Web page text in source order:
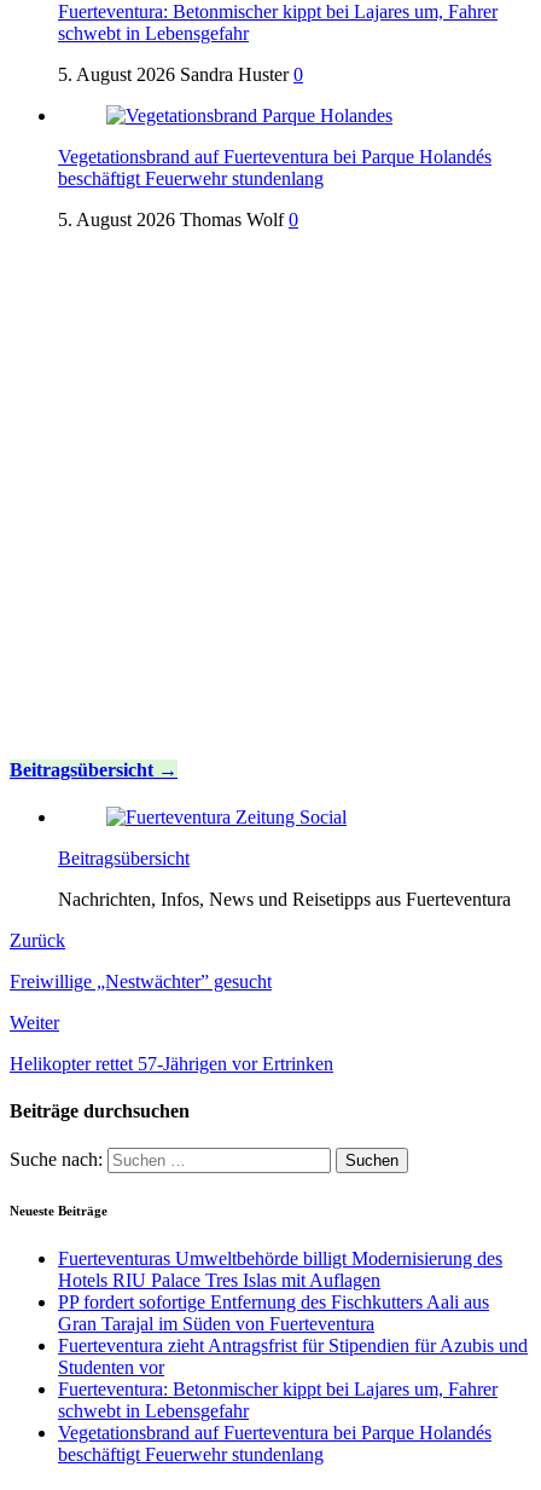
Fuerteventura: Betonmischer kippt bei Lajares um, Fahrer
schwebt in Lebensgefahr
5. August 2026 Sandra Huster 0
Vegetationsbrand auf Fuerteventura bei Parque Holandés
beschäftigt Feuerwehr stundenlang
5. August 2026 Thomas Wolf 0
Beitragsübersicht
Beitragsübersicht
Nachrichten, Infos, News und Reisetipps aus Fuerteventura
Zurück
Freiwillige „Nestwächter” gesucht
Weiter
Helikopter rettet 57-Jährigen vor Ertrinken
Beiträge durchsuchen
Suche nach:
Neueste Beiträge
Fuerteventuras Umweltbehörde billigt Modernisierung des
Hotels RIU Palace Tres Islas mit Auflagen
PP fordert sofortige Entfernung des Fischkutters Aali aus
Gran Tarajal im Süden von Fuerteventura
Fuerteventura zieht Antragsfrist für Stipendien für Azubis und
Studenten vor
Fuerteventura: Betonmischer kippt bei Lajares um, Fahrer
schwebt in Lebensgefahr
Vegetationsbrand auf Fuerteventura bei Parque Holandés
beschäftigt Feuerwehr stundenlang